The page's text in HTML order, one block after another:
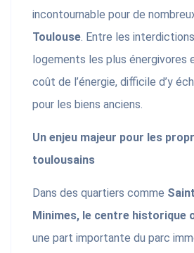
incontournable pour de
Toulouse. Entre les
logements les plus énergivores
coût de l’énergie, difficile d’y
pour les biens anciens.
Un enjeu majeur pour les
toulousains
Dans des quartiers comme
Minimes, le centre historique
une part importante du parc